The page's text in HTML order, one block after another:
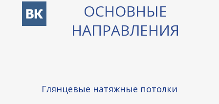
ОСНОВНЫЕ
НАПРАВЛ­­Е­­­­­НИЯ
Глянцевые натяжные потолки